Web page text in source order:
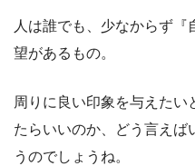
人は誰でも、少なからず
望があるもの。
周りに良い印象を与えたい
たらいいのか、どう言えば
うのでしょうね。